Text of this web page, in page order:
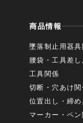
商品情報
墜落制止用器具
腰袋・工具差
工具関係
切断・穴あけ関
位置出し・締
マーカー・ペン